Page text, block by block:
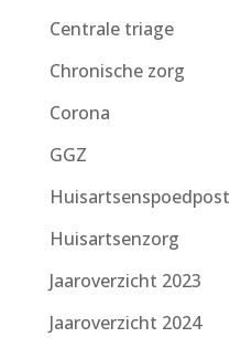
Centrale triage
Chronische zorg
Corona
GGZ
Huisartsenspoedpost
Huisartsenzorg
Jaaroverzicht 2023
Jaaroverzicht 2024